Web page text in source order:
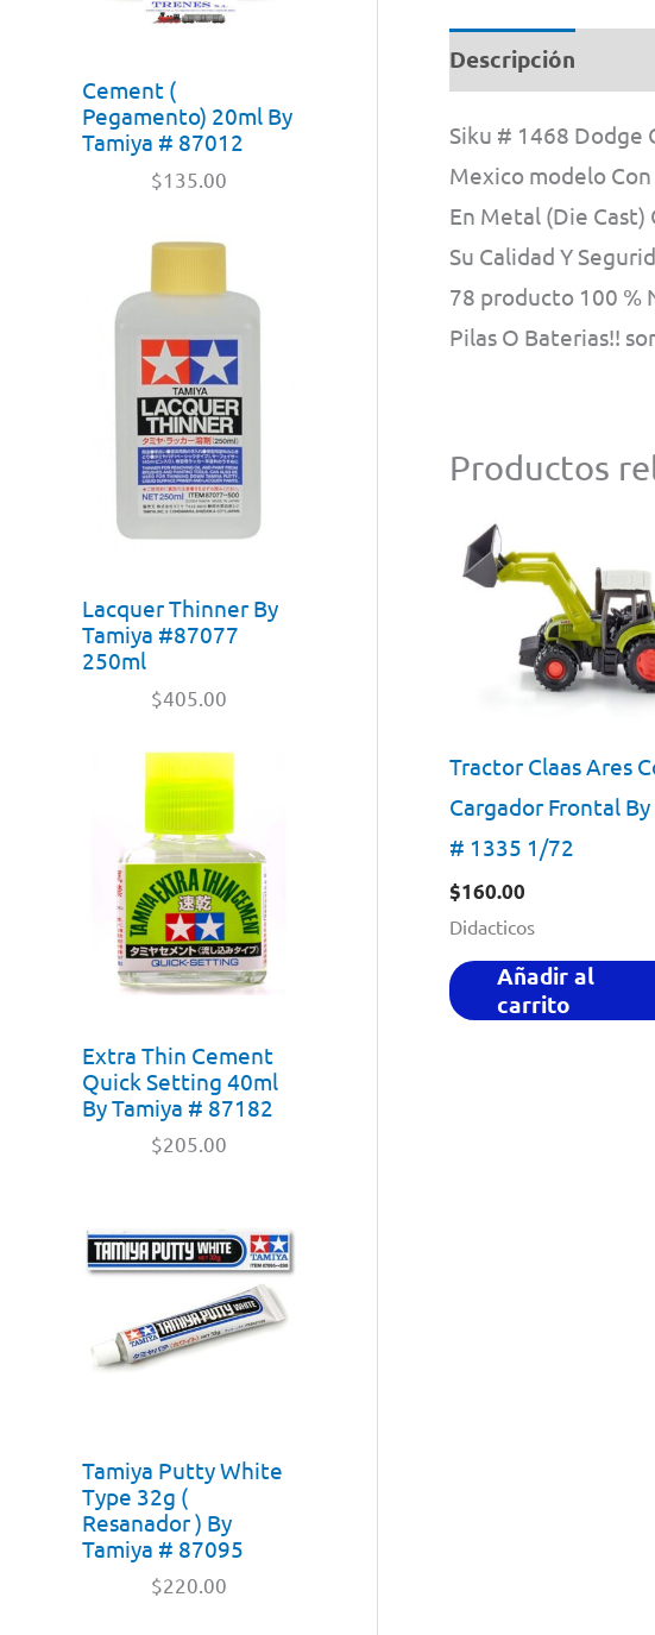
Cement (
Pegamento) 20ml By
Tamiya # 87012
$135.00
Lacquer Thinner By
Tamiya #87077
250ml
$405.00
Extra Thin Cement
Quick Setting 40ml
By Tamiya # 87182
$205.00
Tamiya Putty White
Type 32g (
Resanador ) By
Tamiya # 87095
$220.00
Descripción
Siku # 1468 Dodge
Mexico modelo
En Metal (Die Cast)
Su Calidad Y
78 producto 100 %
Pilas O Baterias!!
Productos
Tractor Claas Ares
Cargador Frontal By
# 1335 1/72
$160.00
Didacticos
Añadir al
carrito